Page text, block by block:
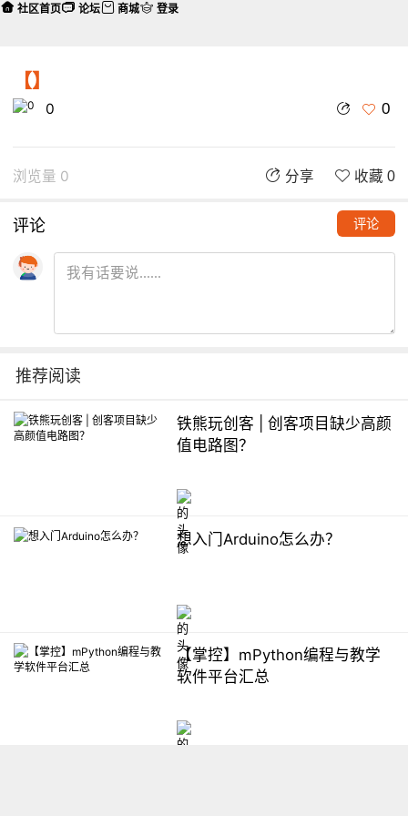
【】
0 0
浏览量 0 分享 收藏 0
评论 评论
推荐阅读
铁熊玩创客 | 创客项目缺少高颜
值电路图？
想入门Arduino怎么办？
【掌控】mPython编程与教学
软件平台汇总
社区首页 论坛 商城 登录